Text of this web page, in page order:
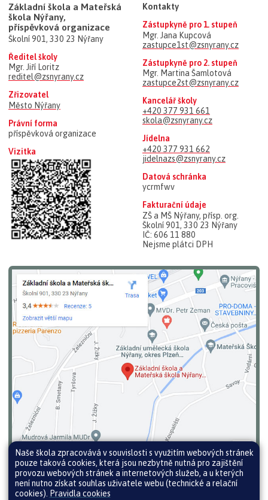
Základní škola a Mateřská
škola Nýřany,
příspěvková organizace
Školní 901, 330 23 Nýřany
Ředitel školy
Mgr. Jiří Loritz
reditel@zsnyrany.cz
Zřizovatel
Město Nýřany
Právní forma
příspěvková organizace
Vizitka
Kontakty
Zástupkyně pro 1. stupeň
Mgr. Jana Kupcová
zastupce1st@zsnyrany.cz
Zástupkyně pro 2. stupeň
Mgr. Martina Šamlotová
zastupce2st@zsnyrany.cz
Kancelář školy
+420 377 931 661
skola@zsnyrany.cz
Jídelna
+420 377 931 662
jidelnazs@zsnyrany.cz
Datová schránka
ycrmfwv
Fakturační údaje
ZŠ a MŠ Nýřany, přísp. org.
Školní 901, 330 23 Nýřany
IČ: 606 11 880
Nejsme plátci DPH
Naše škola zpracovává v souvislosti s využitím webových stránek
pouze taková cookies, která jsou nezbytně nutná pro zajištění
provozu webových stránek a internetových služeb, a u kterých
není nutno získat souhlas uživatele webu (technické a relační
cookies). Pravidla cookies